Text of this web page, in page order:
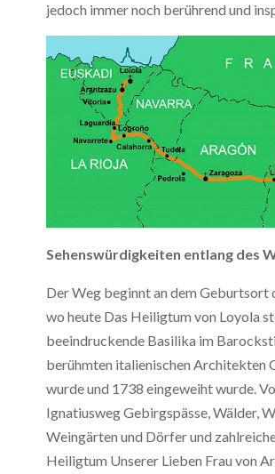
jedoch immer noch berührend und
Sehenswürdigkeiten entlang des
Der Weg beginnt an dem Geburtsort
wo heute Das Heiligtum von Loyola
beeindruckende Basilika im
berühmten italienischen Architekten
wurde und 1738 eingeweiht wurde.
Ignatiusweg Gebirgspässe, Wälder,
Weingärten und Dörfer und
Heiligtum Unserer Lieben Frau von